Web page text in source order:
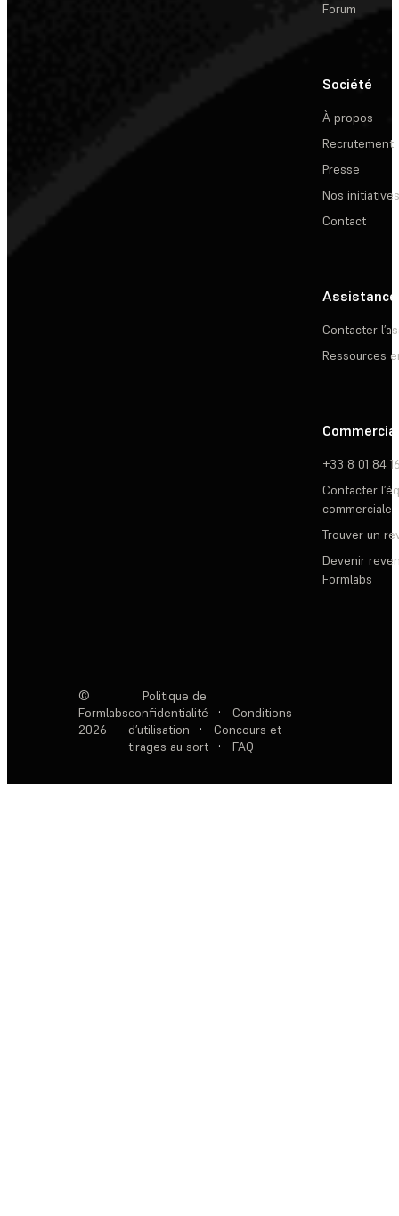
Forum
Société
À propos
Recrutement
Presse
Nos initiatives
Contact
Assistance
Contacter
Ressources
Commercial
+33 8 01 84
Contacter
commerciale
Trouver un
Devenir
Formlabs
©
Formlabs
2026
Politique de
confidentialité
·
Conditions
d’utilisation
·
Concours et
tirages au sort
· FAQ